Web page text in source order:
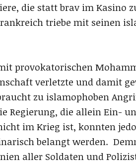
die statt brav im Kasino
triebe mit seinen
provokatorischen
verletzte und damit
zu islamophoben
Regierung, die allein Ein-
im Krieg ist, konnten
belangt werden.
aller Soldaten und